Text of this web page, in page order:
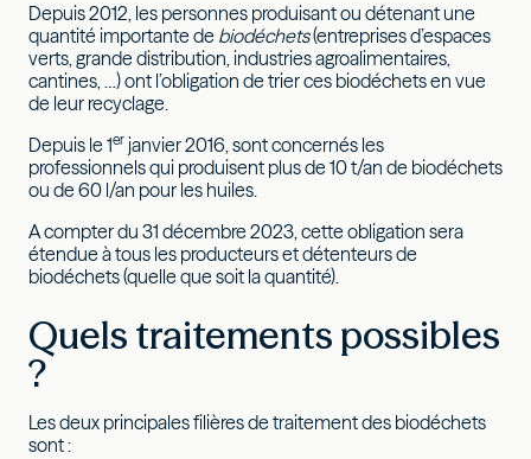
Depuis 2012, les personnes produisant ou détenant une
quantité importante de biodéchets(entreprises d’espaces
verts, grande distribution, industries agroalimentaires,
cantines, …) ont l’obligation de trier ces biodéchets en vue
de leur recyclage.
Depuis le 1er janvier 2016, sont concernés les
professionnels qui produisent plus de 10 t/an de biodéchets
ou de 60 l/an pour les huiles.
A compter du 31 décembre 2023, cette obligation sera
étendue à tous les producteurs et détenteurs de
biodéchets (quelle que soit la quantité).
Quels traitements possibles
?
Les deux principales filières de traitement des biodéchets
sont :